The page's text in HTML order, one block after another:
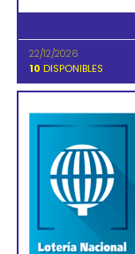
22/12/2026
10 DISPONIBLES